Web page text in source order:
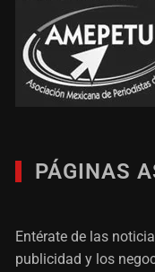
PÁGINAS
Entérate de las
publicidad y los